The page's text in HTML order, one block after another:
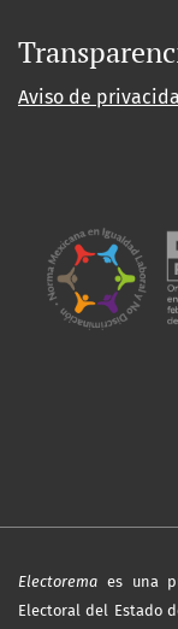
Aviso de
Electorema es una
Electoral del Estado